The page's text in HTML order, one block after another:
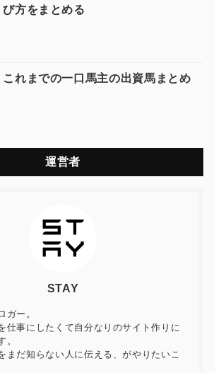
び方をまとめる
これまでの一口馬主の出資馬まとめ
運営者
STAY
ガー。
仕事にしたくて自分なりのサイト作りに
。
まだ知らない人に伝える、がやりたいこ